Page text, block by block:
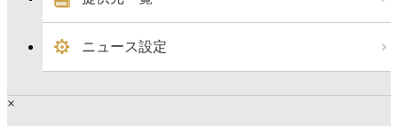
ニュース設定
×